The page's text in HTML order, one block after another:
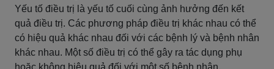
Yếu tố điều trị là yếu tố cuối cùng ảnh hưởng đến kết
quả điều trị. Các phương pháp điều trị khác nhau có thể
có hiệu quả khác nhau đối với các bệnh lý và bệnh nhân
khác nhau. Một số điều trị có thể gây ra tác dụng phụ
hoặc không hiệu quả đối với một số bệnh nhân.